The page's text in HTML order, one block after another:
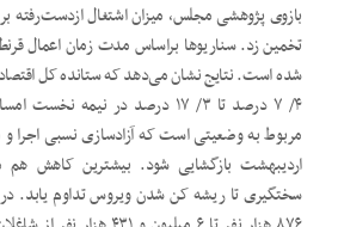
تخمین زد. سناریوها براساس مدت زمان اعمال
شده است. نتایج نشان می‌دهد که ستانده کل
۴/ ۷ درصد تا ۳/ ۱۷ درصد در نیمه
مربوط به وضعیتی است که آزادسازی نسبی اجرا
اردیبهشت بازگشایی شود. بیشترین کاهش